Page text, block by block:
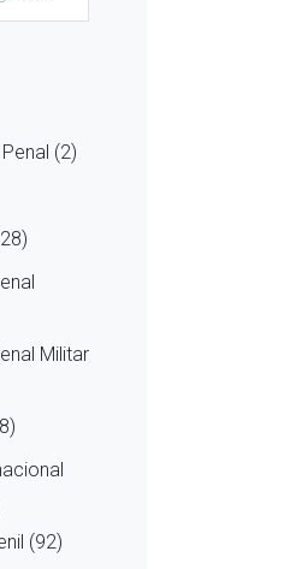
(2)
Militar
(92)